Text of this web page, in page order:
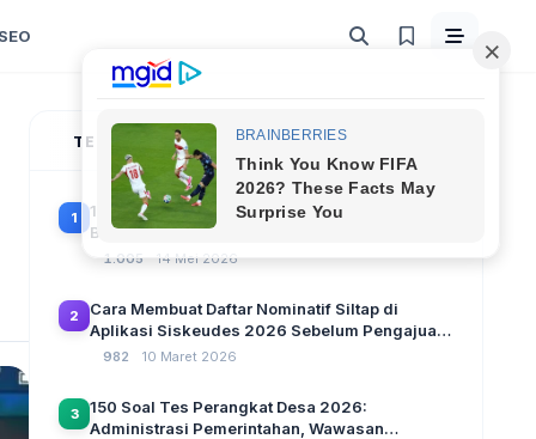
TERPOPULER
1
100 Soal Tes Perangkat Desa Terbaru 2026
Beserta Kunci Jawaban: Latihan CAT Berbasis
1.005 14 Mei 2026
2
Cara Membuat Daftar Nominatif Siltap di
Aplikasi Siskeudes 2026 Sebelum Pengajuan
SPP Pencairan Dana Desa
982 10 Maret 2026
3
150 Soal Tes Perangkat Desa 2026:
Administrasi Pemerintahan, Wawasan